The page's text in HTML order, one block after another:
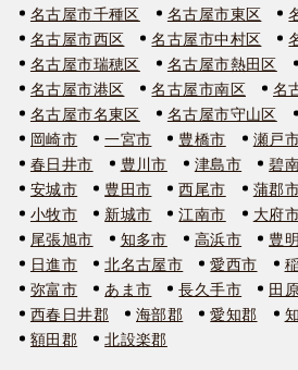
名古屋市千種区 名古屋市東区
名古屋市西区
名古屋市中村区
名古屋市瑞穂区
名古屋市熱田区
名古屋市港区
名古屋市南区
名
名古屋市名東区
名古屋市守山区
岡崎市
一宮市 豊橋市 瀬戸
春日井市
豊川市 津島市 碧
安城市
豊田市 西尾市 蒲郡
小牧市
新城市 江南市 大府
尾張旭市
知多市 高浜市 豊
日進市
北名古屋市 愛西市
弥富市
あま市 長久手市 田
西春日井郡
海部郡 愛知郡
額田郡
北設楽郡